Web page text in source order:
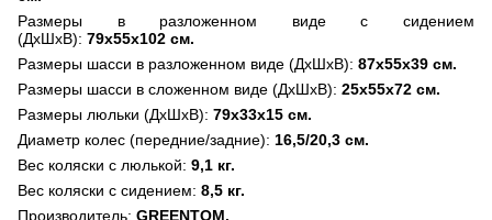
Размеры в разложенном виде с сидением
(ДхШхВ): 79х55х102 см.
Размеры шасси в разложенном виде (ДхШхВ): 87х55х39 см.
Размеры шасси в сложенном виде (ДхШхВ): 25х55х72 см.
Размеры люльки (ДхШхВ): 79х33х15 см.
Диаметр колес (передние/задние): 16,5/20,3 см.
Вес коляски с люлькой: 9,1 кг.
Вес коляски с сидением: 8,5 кг.
Производитель: GREENTOM.